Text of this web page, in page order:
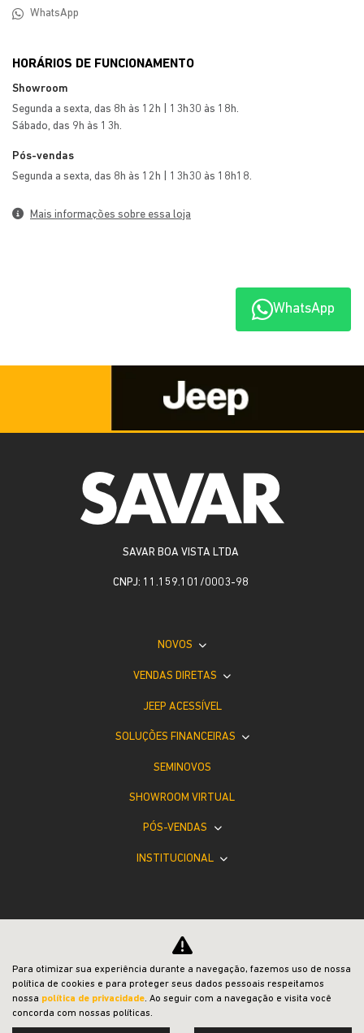
WhatsApp
HORÁRIOS DE FUNCIONAMENTO
Showroom
Segunda a sexta, das 8h às 12h | 13h30 às 18h.
Sábado, das 9h às 13h.
Pós-vendas
Segunda a sexta, das 8h às 12h | 13h30 às 18h18.
Mais informações sobre essa loja
WhatsApp
SAVAR BOA VISTA LTDA
CNPJ: 11.159.101/0003-98
NOVOS
VENDAS DIRETAS
JEEP ACESSÍVEL
SOLUÇÕES FINANCEIRAS
SEMINOVOS
SHOWROOM VIRTUAL
PÓS-VENDAS
INSTITUCIONAL
Desacelere. Seu bem maior é a vida.
Para otimizar sua experiência durante a navegação, fazemos uso de nossa
política de cookies e para proteger seus dados pessoais respeitamos
nossa política de privacidade. Ao seguir com a navegação e visita você
concorda com nossas políticas.